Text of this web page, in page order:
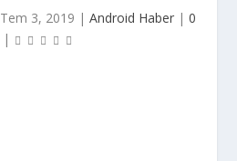
Tem 3, 2019 | Android Haber | 0
|